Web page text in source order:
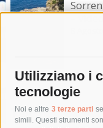
Utilizziamo i
tecnologie
Noi e altre 3 terze parti
simili. Questi strumenti
–
Tag